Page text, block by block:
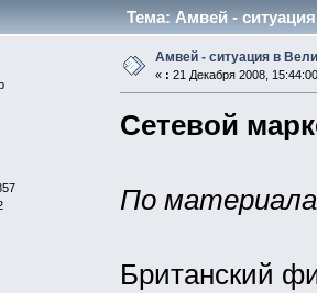
Тема: Амвей -
Амвей - ситуация в
« : 21 Декабря 2008,
Сетевой
По
Британский